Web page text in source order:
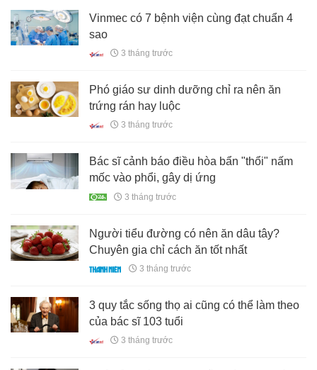
Vinmec có 7 bệnh viện cùng đạt chuẩn 4
sao
3 tháng trước
Phó giáo sư dinh dưỡng chỉ ra nên ăn
trứng rán hay luộc
3 tháng trước
Bác sĩ cảnh báo điều hòa bẩn "thổi" nấm
mốc vào phổi, gây dị ứng
3 tháng trước
Người tiểu đường có nên ăn dâu tây?
Chuyên gia chỉ cách ăn tốt nhất
3 tháng trước
3 quy tắc sống thọ ai cũng có thể làm theo
của bác sĩ 103 tuổi
3 tháng trước